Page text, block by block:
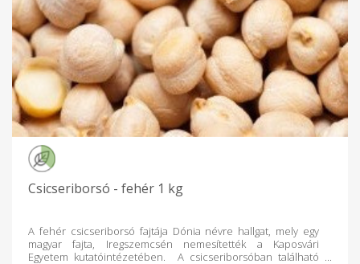
Csicseriborsó - fehér 1 kg
A fehér csicseriborsó fajtája Dónia névre hallgat, mely egy
magyar fajta, Iregszemcsén nemesítették a Kaposvári
Egyetem kutatóintézetében. A csicseriborsóban található